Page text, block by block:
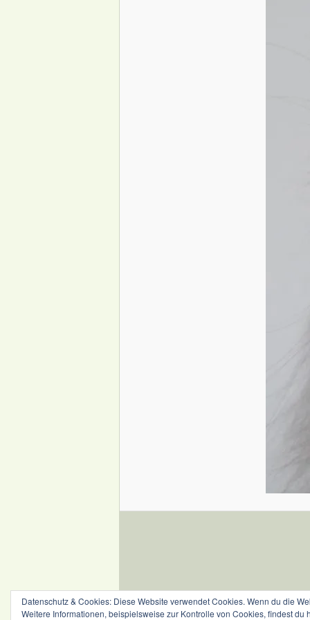
Datenschutz & Cookies: Diese Website verwendet Cookies. Wenn du die
Weitere Informationen, beispielsweise zur Kontrolle von Cookies, findest du